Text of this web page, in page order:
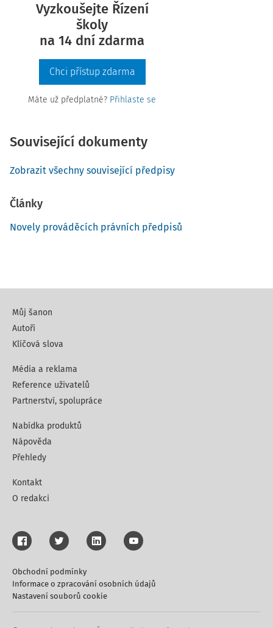
Vyzkoušejte Řízení
školy
na 14 dní zdarma
Chci přístup zdarma
Máte už předplatné? Přihlaste se
Související dokumenty
Zobrazit všechny související předpisy
Články
Novely prováděcích právních předpisů
Můj šanon
Autoři
Klíčová slova
Média a reklama
Reference uživatelů
Partnerství, spolupráce
Nabídka produktů
Nápověda
Přehledy
Kontakt
O redakci
Obchodní podmínky
Informace o zpracování osobních údajů
Nastavení souborů cookie